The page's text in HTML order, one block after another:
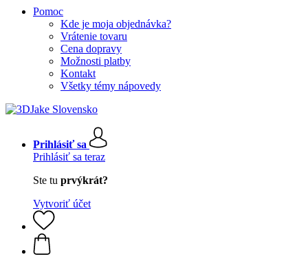
Pomoc
Kde je moja objednávka?
Vrátenie tovaru
Cena dopravy
Možnosti platby
Kontakt
Všetky témy nápovedy
Prihlásiť sa
Prihlásiť sa teraz
Ste tu prvýkrát?
Vytvoriť účet